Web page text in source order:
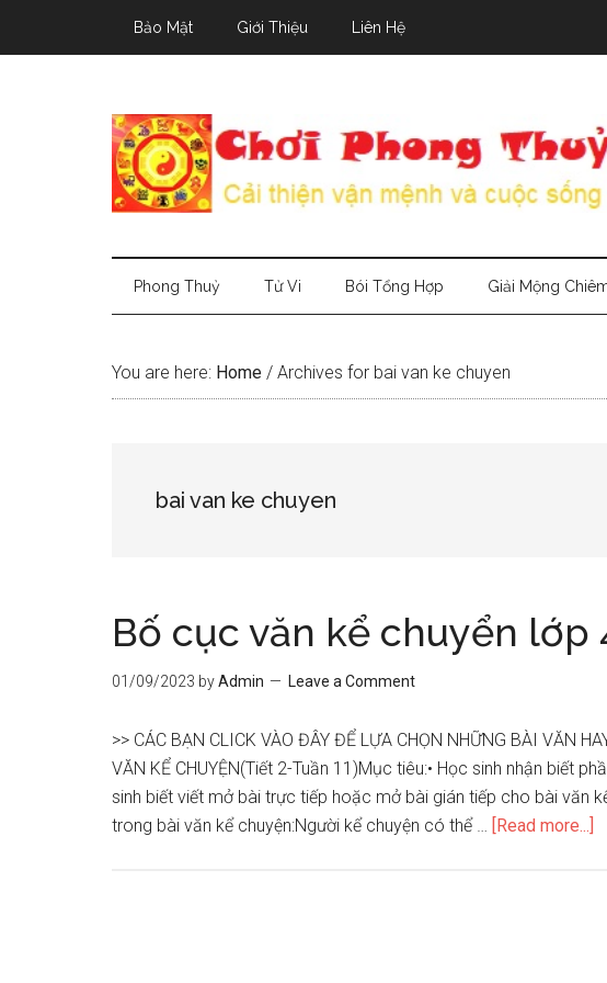
Bảo Mật Giới Thiệu Liên Hệ
Phong Thuỷ Tử Vi Bói Tổng Hợp Giải Mộng
You are here: Home / Archives for bai van ke chuyen
bai van ke chuyen
Bố cục văn kể chuyển lớp
01/09/2023 byAdmin Leave a Comment
>> CÁC BẠN CLICK VÀO ĐÂY ĐỂ LỰA CHỌN NHỮNG BÀI VĂN
VĂN KỂ CHUYỆN(Tiết 2-Tuần 11)Mục tiêu:• Học sinh nhận biết
sinh biết viết mở bài trực tiếp hoặc mở bài gián tiếp cho bài văn
trong bài văn kể chuyện:Người kể chuyện có thể … [Read more...]